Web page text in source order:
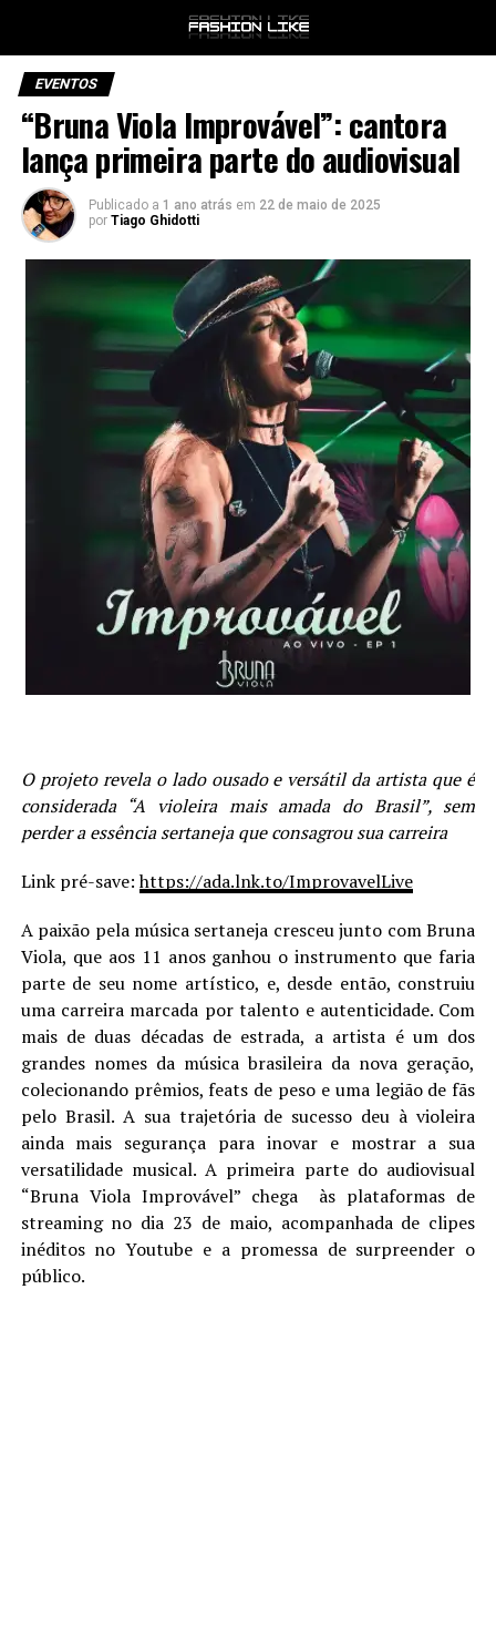
EVENTOS
“Bruna Viola Improvável”: cantora
lança primeira parte do audiovisual
Publicado a 1 ano atrás em 22 de maio de 2025
por Tiago Ghidotti
O projeto revela o lado ousado e versátil da artista que é
considerada “A violeira mais amada do Brasil”, sem
perder a essência sertaneja que consagrou sua carreira
Link pré-save:https://ada.lnk.to/ImprovavelLive
A paixão pela música sertaneja cresceu junto com Bruna
Viola, que aos 11 anos ganhou o instrumento que faria
parte de seu nome artístico, e, desde então, construiu
uma carreira marcada por talento e autenticidade. Com
mais de duas décadas de estrada, a artista é um dos
grandes nomes da música brasileira da nova geração,
colecionando prêmios, feats de peso e uma legião de fãs
pelo Brasil. A sua trajetória de sucesso deu à violeira
ainda mais segurança para inovar e mostrar a sua
versatilidade musical. A primeira parte do audiovisual
“Bruna Viola Improvável” chega às plataformas de
streaming no dia 23 de maio, acompanhada de clipes
inéditos no Youtube e a promessa de surpreender o
público.